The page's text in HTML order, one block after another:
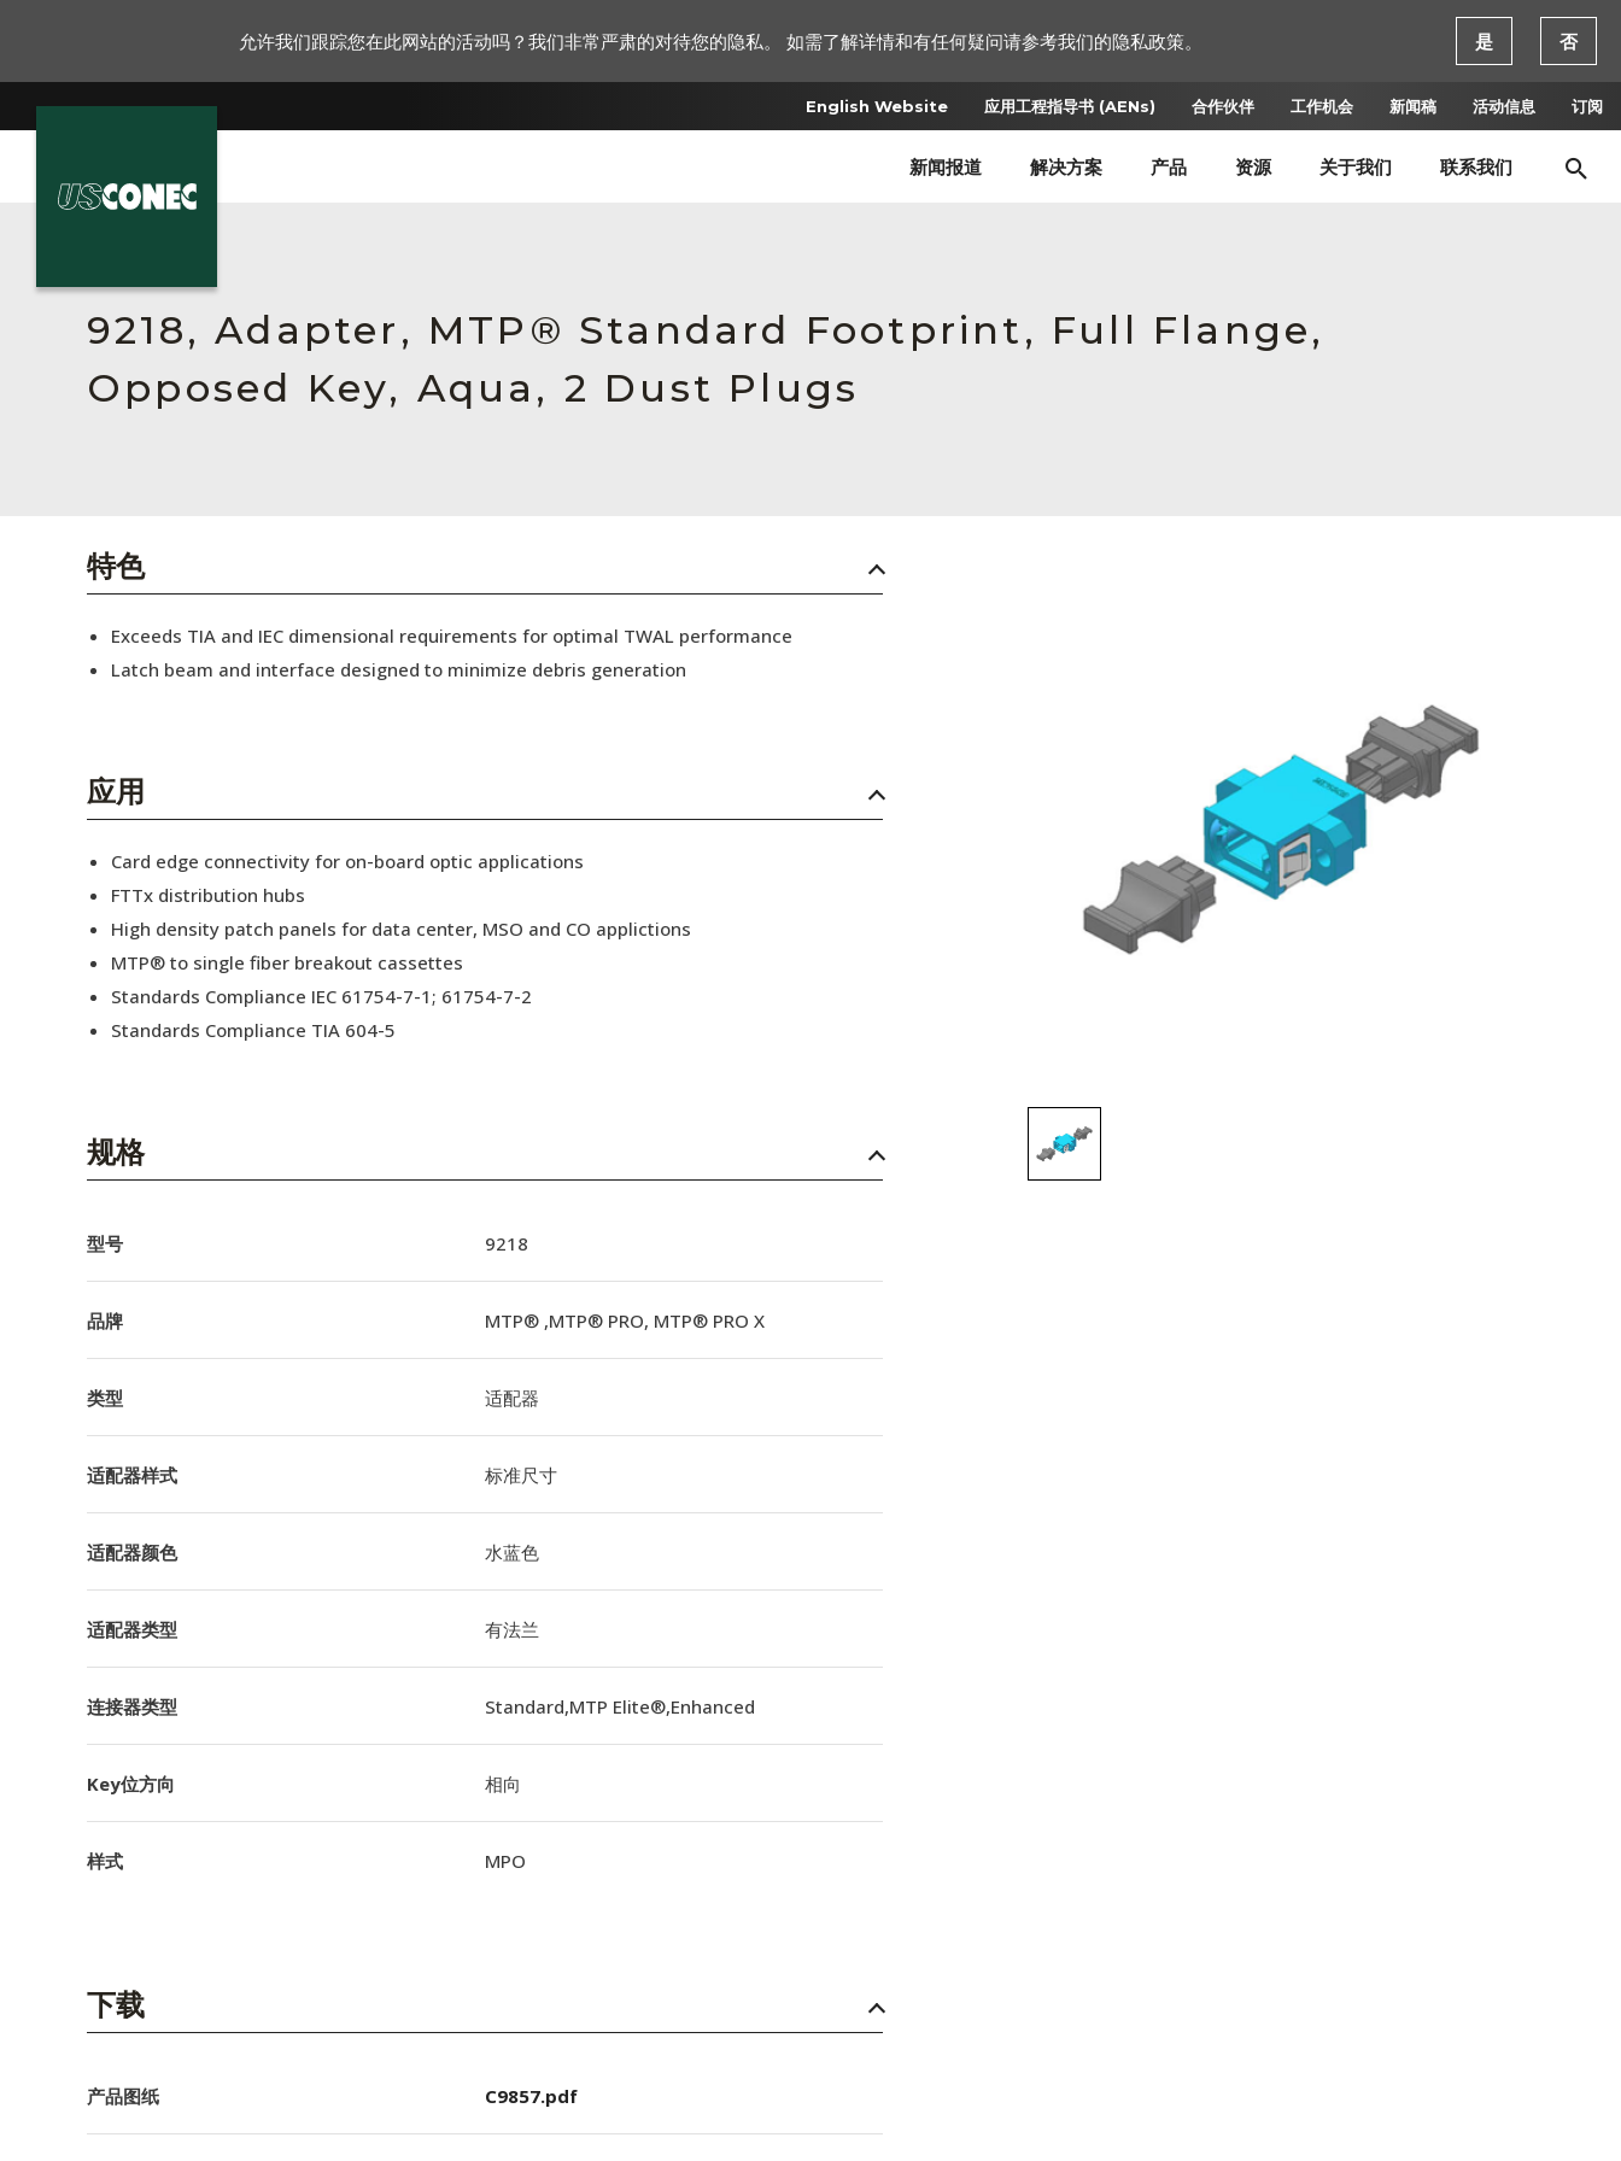
English Website 应用工程指导书 (AENs) 合作伙伴 工作机会 新闻稿 活动信息 订阅
新闻报道 解决方案 产品 资源 关于我们 联系我们
English Website
应用工程指导书 (AENs)
活动信息
9218, Adapter, MTP® Standard Footprint, Full Flange,
Opposed Key, Aqua, 2 Dust Plugs
特色
Exceeds TIA and IEC dimensional requirements for optimal TWAL performance
Latch beam and interface designed to minimize debris generation
应用
Card edge connectivity for on-board optic applications
FTTx distribution hubs
High density patch panels for data center, MSO and CO applictions
MTP® to single fiber breakout cassettes
Standards Compliance IEC 61754-7-1; 61754-7-2
Standards Compliance TIA 604-5
规格
型号 9218
品牌 MTP® ,MTP® PRO, MTP® PRO X
类型 适配器
适配器样式 标准尺寸
适配器颜色 水蓝色
适配器类型 有法兰
连接器类型 Standard,MTP Elite®,Enhanced
Key位方向 相向
样式 MPO
下载
产品图纸 C9857.pdf
允许我们跟踪您在此网站的活动吗？我们非常严肃的对待您的隐私。 如需了解详情和有任何疑问请参考我们的隐私政策。 是 否